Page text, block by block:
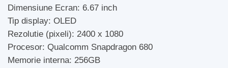
Dimensiune Ecran: 6.67 inch
Tip display: OLED
Rezolutie (pixeli): 2400 x 1080
Procesor: Qualcomm Snapdragon 680
Memorie interna: 256GB